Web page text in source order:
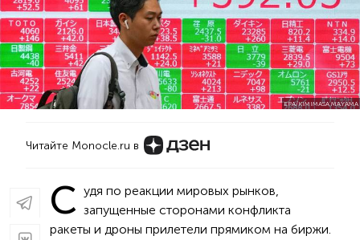
EPA/KIMIMASA MAYAMA
Читайте Monocle.ru в
С удя по реакции мировых рынков,
запущенные сторонами конфликта
ракеты и дроны прилетели прямиком на биржи.